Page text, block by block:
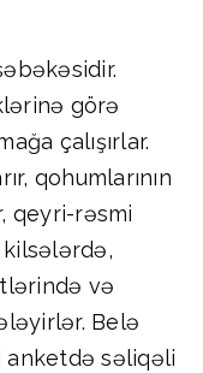
görə
çalışırlar.
qohumlarının
qeyri-rəsmi
və
Belə
anketdə səliqəli